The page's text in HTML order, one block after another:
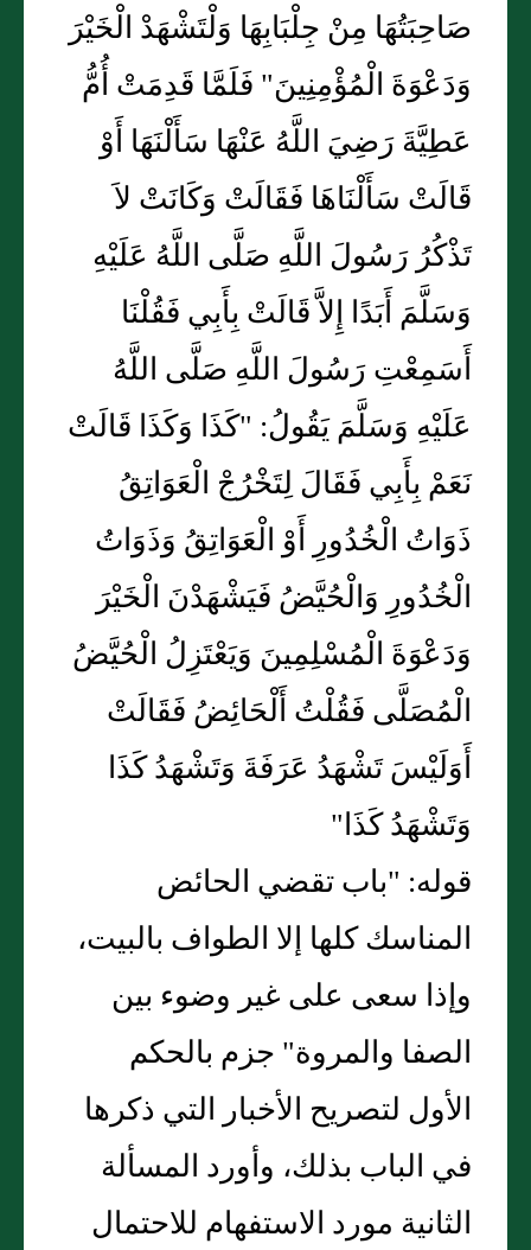
صَاحِبَتُهَا مِنْ جِلْبَابِهَا وَلْتَشْهَدْ الْخَيْرَ
وَدَعْوَةَ الْمُؤْمِنِينَ" فَلَمَّا قَدِمَتْ أُمُّ
عَطِيَّةَ رَضِيَ اللَّهُ عَنْهَا سَأَلْنَهَا أَوْ
قَالَتْ سَأَلْنَاهَا فَقَالَتْ وَكَانَتْ لاَ
تَذْكُرُ رَسُولَ اللَّهِ صَلَّى اللَّهُ عَلَيْهِ
وَسَلَّمَ أَبَدًا إِلاَّ قَالَتْ بِأَبِي فَقُلْنَا
أَسَمِعْتِ رَسُولَ اللَّهِ صَلَّى اللَّهُ
عَلَيْهِ وَسَلَّمَ يَقُولُ: "كَذَا وَكَذَا قَالَتْ
نَعَمْ بِأَبِي فَقَالَ لِتَخْرُجْ الْعَوَاتِقُ
ذَوَاتُ الْخُدُورِ أَوْ الْعَوَاتِقُ وَذَوَاتُ
الْخُدُورِ وَالْحُيَّضُ فَيَشْهَدْنَ الْخَيْرَ
وَدَعْوَةَ الْمُسْلِمِينَ وَيَعْتَزِلُ الْحُيَّضُ
الْمُصَلَّى فَقُلْتُ أَلْحَائِضُ فَقَالَتْ
أَوَلَيْسَ تَشْهَدُ عَرَفَةَ وَتَشْهَدُ كَذَا
وَتَشْهَدُ كَذَا"
قوله: "باب تقضي الحائض
المناسك كلها إلا الطواف بالبيت،
وإذا سعى على غير وضوء بين
الصفا والمروة" جزم بالحكم
الأول لتصريح الأخبار التي ذكرها
في الباب بذلك، وأورد المسألة
الثانية مورد الاستفهام للاحتمال